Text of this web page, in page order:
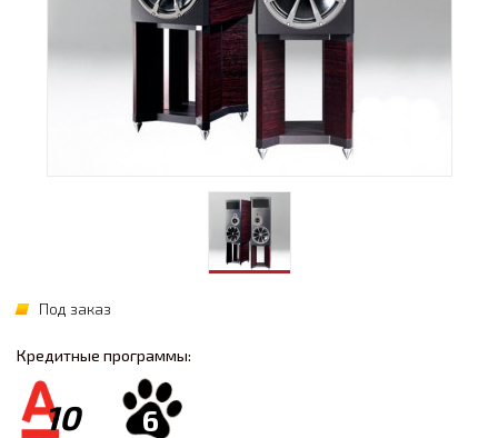
Под заказ
Кредитные программы:
10 6